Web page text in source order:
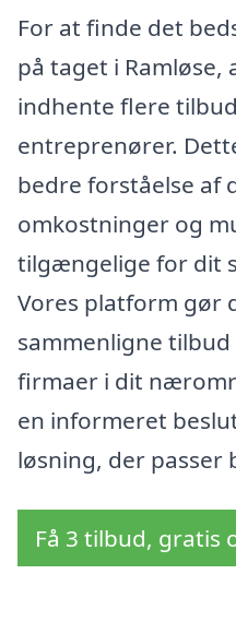
For at finde det
på taget i Ramløse,
indhente flere
entreprenører.
bedre forståelse af
omkostninger og
tilgængelige for dit
Vores platform gør
sammenligne
firmaer i dit
en informeret
løsning, der passer
Få 3 tilbud, gratis